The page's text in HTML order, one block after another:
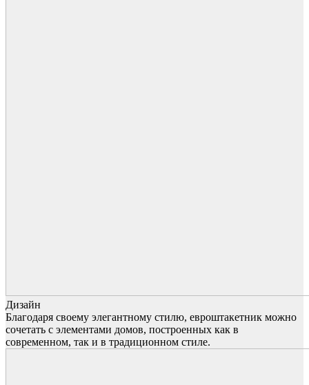
Дизайн
Благодаря своему элегантному стилю, евроштакетник можно
сочетать с элементами домов, построенных как в
современном, так и в традиционном стиле.